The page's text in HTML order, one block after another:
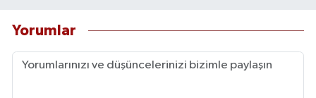
Yorumlar